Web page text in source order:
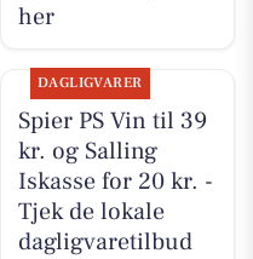
her
DAGLIGVARER
Spier PS Vin til 39
kr. og Salling
Iskasse for 20 kr. -
Tjek de lokale
dagligvaretilbud